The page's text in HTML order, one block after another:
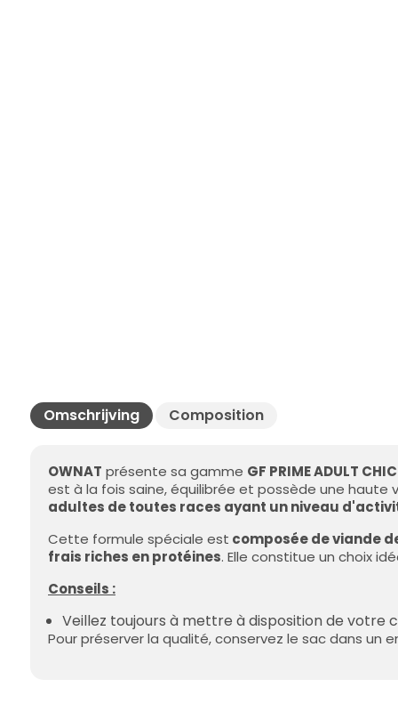
Omschrijving Composition
OWNAT présente sa gamme GF PRIME ADULT
est à la fois saine, équilibrée et possède une
adultes de toutes races ayant un niveau
Cette formule spéciale est composée de viande
frais riches en protéines. Elle constitue un choix
Conseils :
Veillez toujours à mettre à disposition de votre
Pour préserver la qualité, conservez le sac dans un